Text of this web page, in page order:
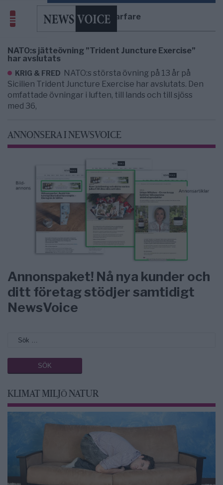
hybrid warfare
NATO:s jätteövning ”Trident Juncture Exercise”
har avslutats
KRIG & FRED NATO:s största övning på 13 år på
Sicilien Trident Juncture Exercise har avslutats. Den
omfattade övningar i luften, till lands och till sjöss
med 36,
ANNONSERA I NEWSVOICE
Annonspaket! Nå nya kunder och
ditt företag stödjer samtidigt
NewsVoice
KLIMAT MILJÖ NATUR